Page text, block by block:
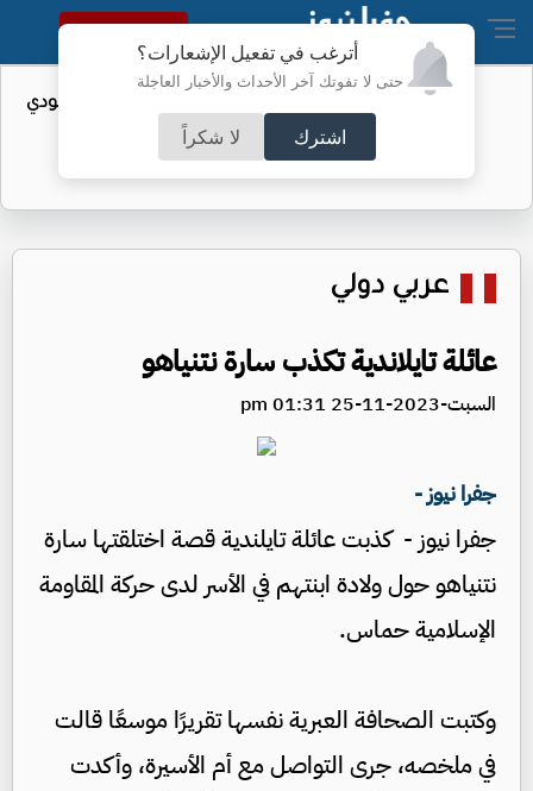
أترغب في تفعيل الإشعارات؟
حتى لا تفوتك آخر الأحداث والأخبار العاجلة
اشترك لا شكراً
النسخة الكاملة
واردات الولايات المتحدة من النفط السعودي
تهبط إلى الصفر
عربي دولي
عائلة تايلاندية تكذب سارة نتنياهو
السبت-2023-11-25 01:31 pm
جفرا نيوز -
جفرا نيوز - كذبت عائلة تايلندية قصة اختلقتها سارة
نتنياهو حول ولادة ابنتهم في الأسر لدى حركة المقاومة
الإسلامية حماس.
وكتبت الصحافة العبرية نفسها تقريرًا موسعًا قالت
في ملخصه، جرى التواصل مع أم الأسيرة، وأكدت